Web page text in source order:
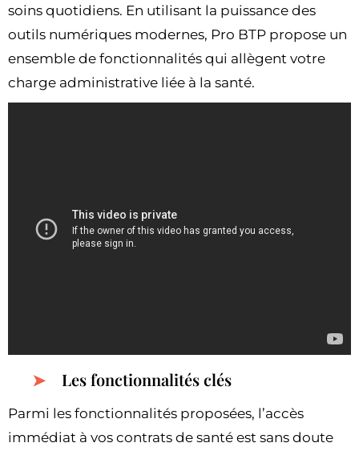
soins quotidiens. En utilisant la puissance des
outils numériques modernes, Pro BTP propose un
ensemble de fonctionnalités qui allègent votre
charge administrative liée à la santé.
Les fonctionnalités clés
Parmi les fonctionnalités proposées, l’accès
immédiat à vos contrats de santé est sans doute